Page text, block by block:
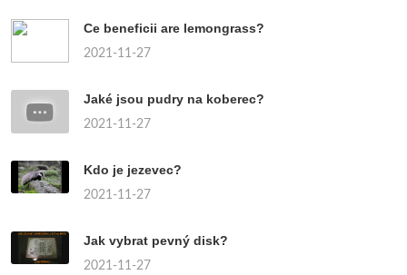
Ce beneficii are lemongrass?
2021-11-27
Jaké jsou pudry na koberec?
2021-11-27
Kdo je jezevec?
2021-11-27
Jak vybrat pevný disk?
2021-11-27